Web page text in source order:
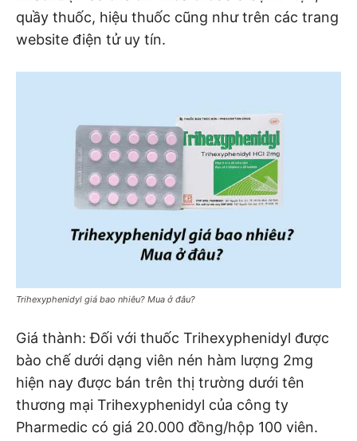
quầy thuốc, hiệu thuốc cũng như trên các trang
website điện tử uy tín.
Trihexyphenidyl giá bao nhiêu? Mua ở đâu?
Giá thành: Đối với thuốc Trihexyphenidyl được
bào chế dưới dạng viên nén hàm lượng 2mg
hiện nay được bán trên thị trường dưới tên
thương mại Trihexyphenidyl của công ty
Pharmedic có giá 20.000 đồng/hộp 100 viên.